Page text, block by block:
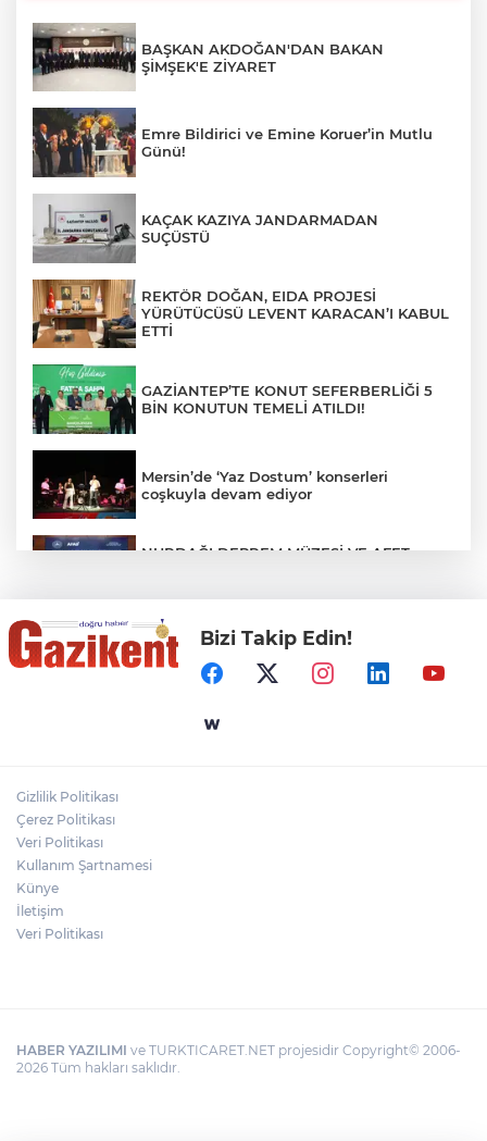
BAŞKAN AKDOĞAN'DAN BAKAN
ŞİMŞEK'E ZİYARET
Emre Bildirici ve Emine Koruer’in Mutlu
Günü!
KAÇAK KAZIYA JANDARMADAN
SUÇÜSTÜ
REKTÖR DOĞAN, EIDA PROJESİ
YÜRÜTÜCÜSÜ LEVENT KARACAN’I KABUL
ETTİ
GAZİANTEP’TE KONUT SEFERBERLİĞİ 5
BİN KONUTUN TEMELİ ATILDI!
Mersin’de ‘Yaz Dostum’ konserleri
coşkuyla devam ediyor
NURDAĞI DEPREM MÜZESİ VE AFET
Türkiye'nin Kaderini Değiştiren Gün!
Halef Bilgiç'ten Lozan'ın Yıl Dönümünde
Anlamlı Mesaj!
HAMİLELER DENİZE VEYA HAVUZA
Bizi Takip Edin!
Gizlilik Politikası
Çerez Politikası
Veri Politikası
Kullanım Şartnamesi
Künye
İletişim
Veri Politikası
HABER YAZILIMI ve TURKTICARET.NET projesidir Copyright© 2006-
2026 Tüm hakları saklıdır.